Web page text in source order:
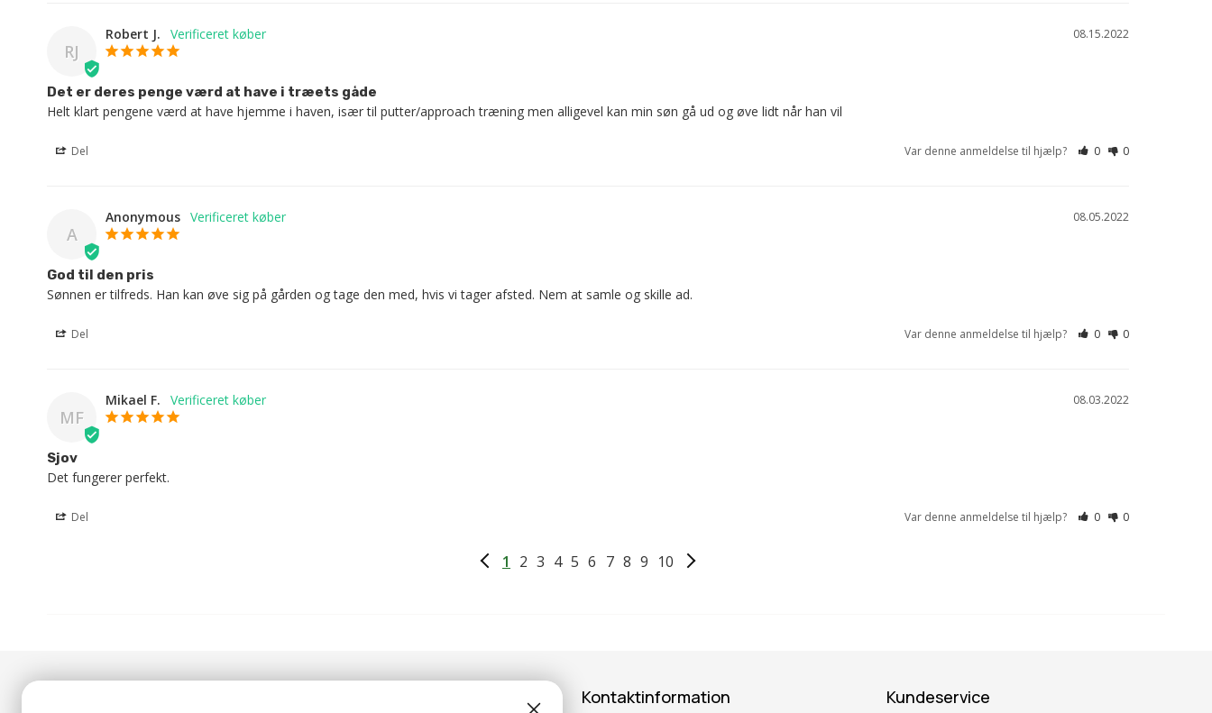
RJ
08.15.2022
Robert J.
Det er deres penge værd at have i træets gåde
Helt klart pengene værd at have hjemme i haven, især til putter/approach træning men alligevel kan min søn gå ud og øve lidt når han vil
Del Var denne anmeldelse til hjælp? 0 0
A
08.05.2022
Anonymous
God til den pris
Sønnen er tilfreds. Han kan øve sig på gården og tage den med, hvis vi tager afsted. Nem at samle og skille ad.
Del Var denne anmeldelse til hjælp? 0 0
MF
08.03.2022
Mikael F.
Sjov
Det fungerer perfekt.
Del Var denne anmeldelse til hjælp? 0 0
1 2 3 4 5 6 7 8 9 10
Kontaktinformation Kundeservice